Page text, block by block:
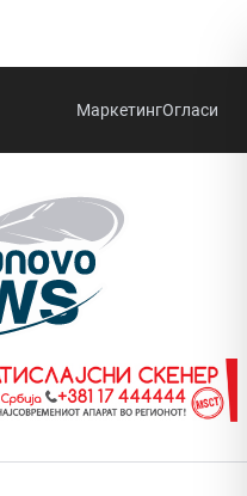
МаркетингОгласи